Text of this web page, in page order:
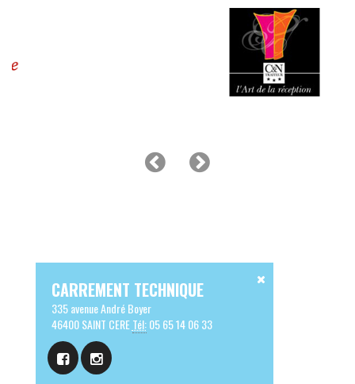
CARREMENT TECHNIQUE
335 avenue André Boyer
46400 SAINT CERETél:05 65 14 06 33